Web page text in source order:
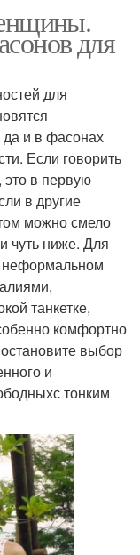
для
для
и в фасонах
Если говорить
это в первую
в другие
можно смело
чуть ниже. Для
неформальном
танкетке,
комфортно
выбор
и
тонким